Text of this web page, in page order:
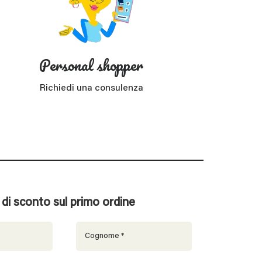
Personal shopper
Richiedi una consulenza
di sconto sul primo ordine